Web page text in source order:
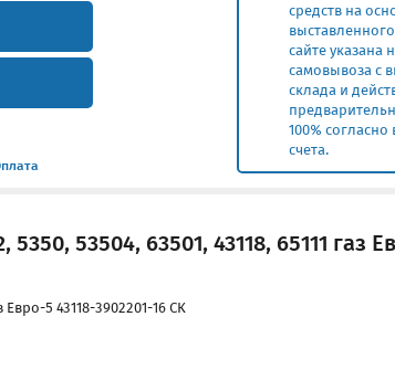
средств на
сайте указана
самовывоза с
склада и
100%
счета.
53504, 63501, 43118, 65111 газ
Евро-5 43118-3902201-16 СК